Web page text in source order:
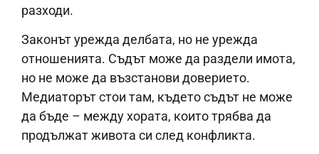
разходи.
Законът урежда делбата, но не урежда
отношенията. Съдът може да раздели имота,
но не може да възстанови доверието.
Медиаторът стои там, където съдът не може
да бъде – между хората, които трябва да
продължат живота си след конфликта.